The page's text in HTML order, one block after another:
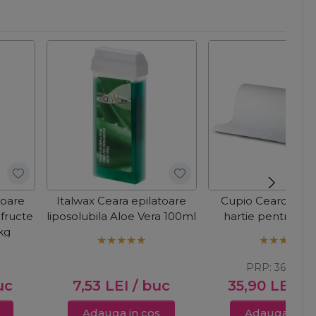
Italwax Ceara epilatoare
liposolubila Aloe Vera 100ml
7,53 LEI / buc
Adauga in cos
Cupio Cearceaf
hartie pentru
35,90 LEI
PRP: 36,00
Adauga in